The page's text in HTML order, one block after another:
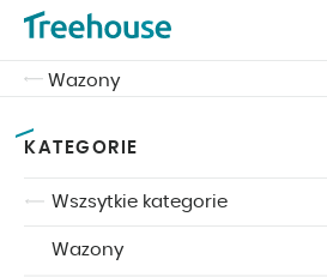
Wazony
KATEGORIE
Wszsytkie kategorie
Wazony